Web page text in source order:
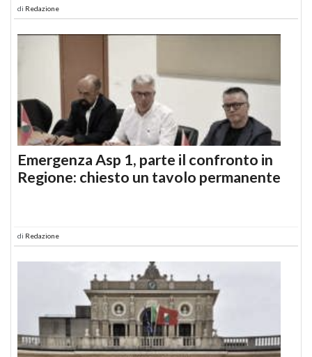
di Redazione
Emergenza Asp 1, parte il confronto in
Regione: chiesto un tavolo permanente
di Redazione